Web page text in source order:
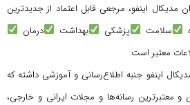
اینفو، مرجعی قابل اعتماد از جدیدترین
سلامت پزشکی بهداشت
درمان
معتبر است.
اینفو جنبه اطلاع‌رسانی و آموزشی داشته که
و معتبرترین رسانه‌ها و مجلات ایرانی و خارجی،